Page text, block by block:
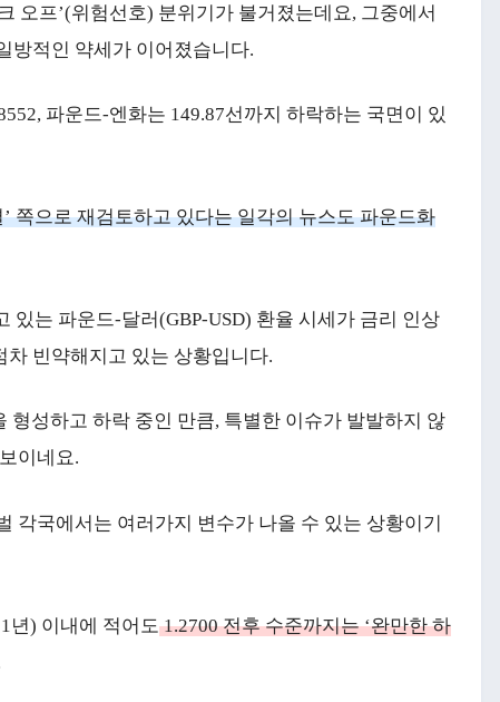
오프’(위험선호) 분위기가 불거졌는데요, 그중에서
방적인 약세가 이어졌습니다.
파운드-엔화는 149.87선까지 하락하는 국면이 있
쪽으로 재검토하고 있다는 일각의 뉴스도 파운드화
있는 파운드-달러(GBP-USD) 환율 시세가 금리 인상
빈약해지고 있는 상황입니다.
형성하고 하락 중인 만큼, 특별한 이슈가 발발하지 않
이네요.
각국에서는 여러가지 변수가 나올 수 있는 상황이기
년) 이내에 적어도1.2700 전후 수준까지는 ‘완만한 하